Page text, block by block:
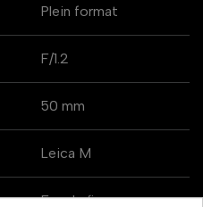
Plein format
F/1.2
50 mm
Leica M
Focale fixe